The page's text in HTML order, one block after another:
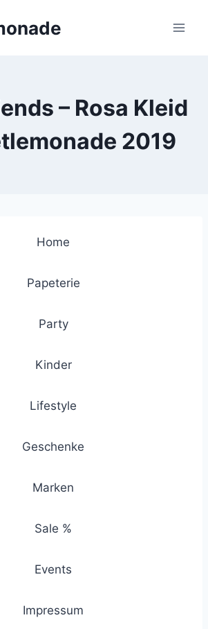
– Rosa Kleid
2019
Home
Papeterie
Party
Kinder
Lifestyle
Geschenke
Marken
Sale %
Events
Impressum